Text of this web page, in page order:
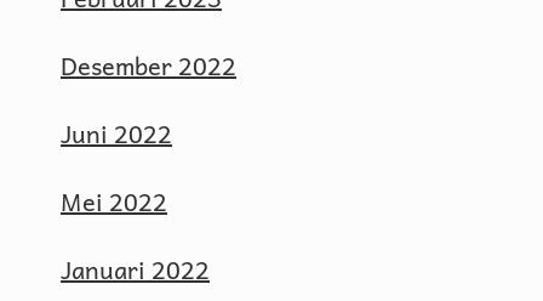
Desember 2022
Juni 2022
Mei 2022
Januari 2022